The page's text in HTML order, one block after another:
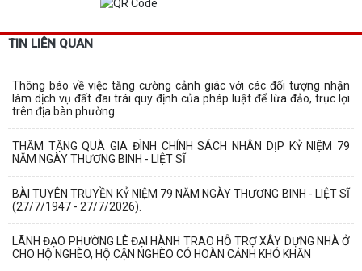
TIN LIÊN QUAN
Thông báo về việc tăng cường cảnh giác với các đối tượng nhận
làm dịch vụ đất đai trái quy định của pháp luật để lừa đảo, trục lợi
trên địa bàn phường
THĂM TẶNG QUÀ GIA ĐÌNH CHÍNH SÁCH NHÂN DỊP KỶ NIỆM 79
NĂM NGÀY THƯƠNG BINH - LIỆT SĨ
BÀI TUYÊN TRUYỀN KỶ NIỆM 79 NĂM NGÀY THƯƠNG BINH - LIỆT SĨ
(27/7/1947 - 27/7/2026).
LÃNH ĐẠO PHƯỜNG LÊ ĐẠI HÀNH TRAO HỖ TRỢ XÂY DỰNG NHÀ Ở
CHO HỘ NGHÈO, HỘ CẬN NGHÈO CÓ HOÀN CẢNH KHÓ KHĂN